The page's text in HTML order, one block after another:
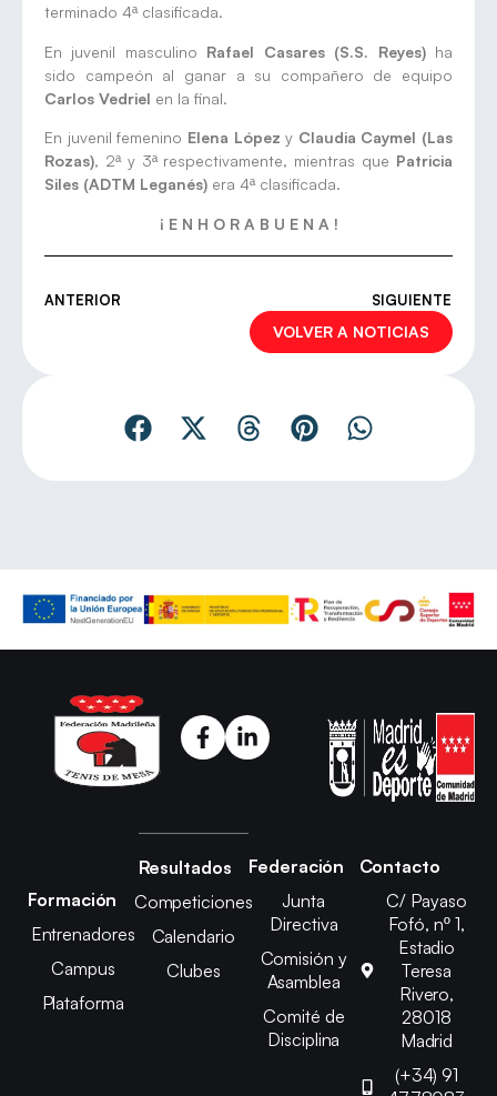
terminado 4ª clasificada.
En juvenil masculino Rafael Casares (S.S. Reyes)ha
sido campeón al ganar a su compañero de equipo
Carlos Vedriel en la final.
En juvenil femenino Elena López y Claudia Caymel (Las
Rozas), 2ª y 3ª respectivamente, mientras que Patricia
Siles (ADTM Leganés) era 4ª clasificada.
¡ E N H O R A B U E N A !
ANTERIOR SIGUIENTE
VOLVER A NOTICIAS
Formación
Entrenadores
Campus
Plataforma
Resultados
Competiciones
Calendario
Clubes
Federación
Junta
Directiva
Comisión y
Asamblea
Comité de
Disciplina
Contacto
C/ Payaso
Fofó, nº 1,
Estadio
Teresa
Rivero,
28018
Madrid
(+34) 91